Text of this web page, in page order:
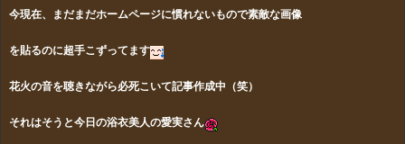
今現在、まだまだホームページに慣れないもので素敵な画像
を貼るのに超手こずってます
花火の音を聴きながら必死こいて記事作成中（笑）
それはそうと今日の浴衣美人の愛実さん